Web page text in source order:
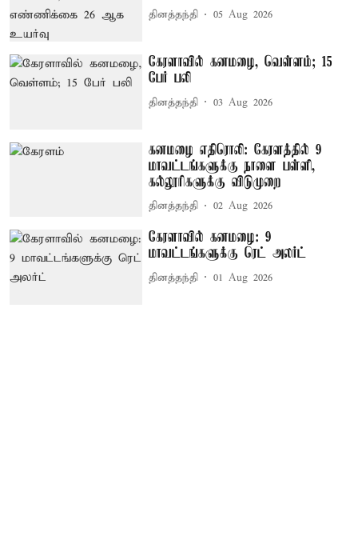
தினத்தந்தி 05 Aug 2026
கேரளாவில் கனமழை, வெள்ளம்; 15
பேர் பலி
தினத்தந்தி 03 Aug 2026
கனமழை எதிரொலி: கேரளத்தில் 9
மாவட்டங்களுக்கு நாளை பள்ளி,
கல்லூரிகளுக்கு விடுமுறை
தினத்தந்தி 02 Aug 2026
கேரளாவில் கனமழை: 9
மாவட்டங்களுக்கு ரெட் அலர்ட்
தினத்தந்தி 01 Aug 2026